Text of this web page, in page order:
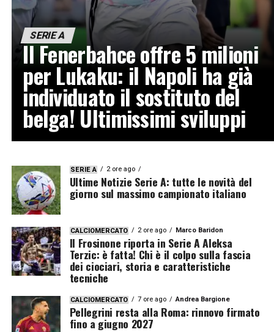
SERIE A
Il Fenerbahce offre 5 milioni
per Lukaku: il Napoli ha già
individuato il sostituto del
belga! Ultimissimi sviluppi
SERIE A 2 ore ago
Ultime Notizie Serie A: tutte le novità del
giorno sul massimo campionato italiano
CALCIOMERCATO 2 ore ago Marco Baridon
Il Frosinone riporta in Serie A Aleksa
Terzic: è fatta! Chi è il colpo sulla fascia
dei ciociari, storia e caratteristiche
tecniche
CALCIOMERCATO 7 ore ago Andrea Bargione
Pellegrini resta alla Roma: rinnovo firmato
fino a giugno 2027